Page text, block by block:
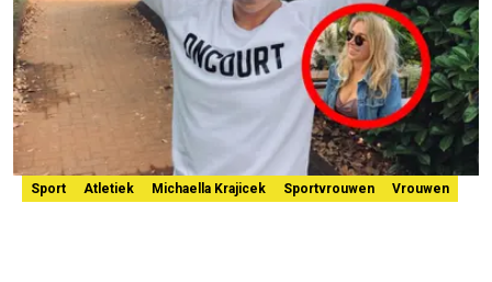
Sport Atletiek Michaella Krajicek Sportvrouwen Vrouwen